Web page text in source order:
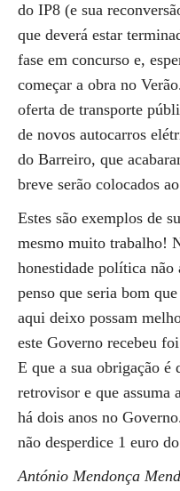
do IP8 (e sua
que deverá estar
fase em concurso e,
começar a obra no
oferta de transporte
de novos autocarros
do Barreiro, que
breve serão colocados
Estes são exemplos de
mesmo muito trabalho!
honestidade política não
penso que seria bom
aqui deixo possam
este Governo recebeu
E que a sua obrigação é
retrovisor e que assuma
há dois anos no
não desperdice 1 euro
António Mendonça